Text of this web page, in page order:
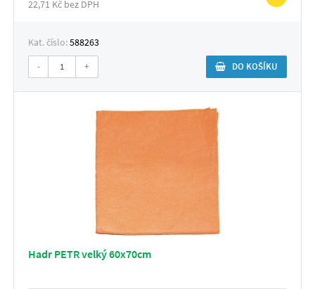
22,71 Kč bez DPH
Kat. číslo:588263
- + DO KOŠÍKU
Hadr PETR velký 60x70cm